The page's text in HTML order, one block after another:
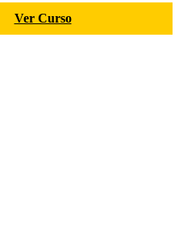
Ver Curso